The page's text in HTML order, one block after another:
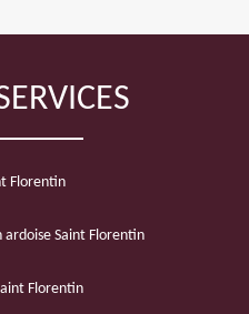
Florentin
Saint Florentin
Florentin